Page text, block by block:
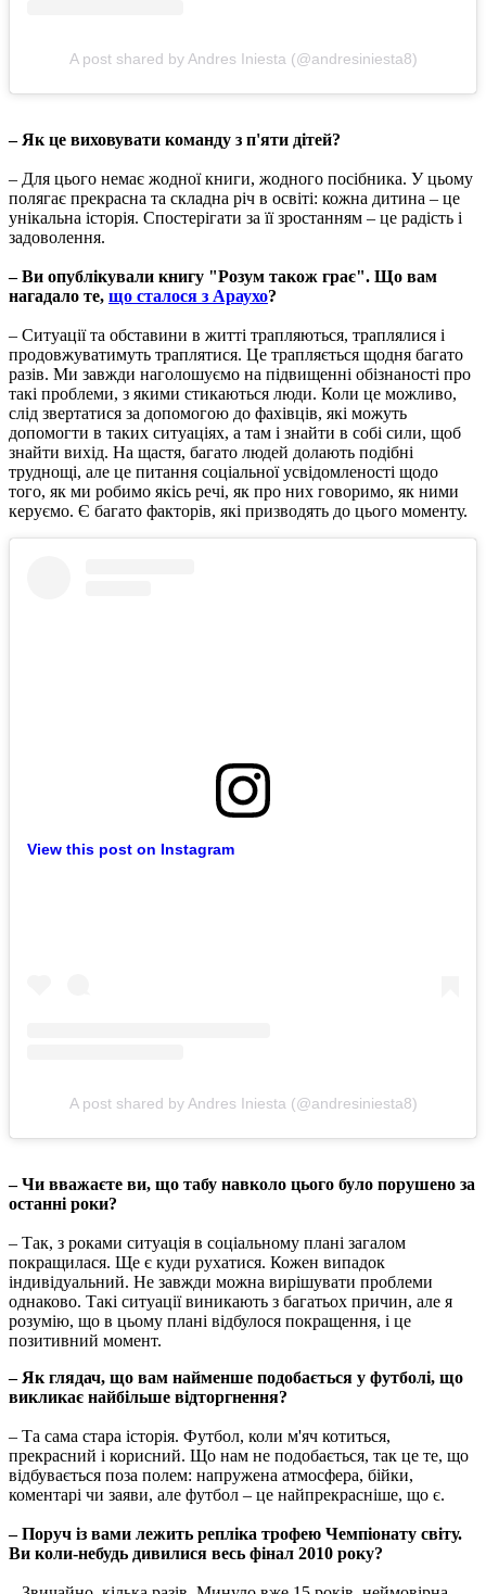
A post shared by Andres Iniesta (@andresiniesta8)
– Як це виховувати команду з п'яти дітей?
– Для цього немає жодної книги, жодного посібника. У цьому
полягає прекрасна та складна річ в освіті: кожна дитина – це
унікальна історія. Спостерігати за її зростанням – це радість і
задоволення.
– Ви опублікували книгу "Розум також грає". Що вам
нагадало те, що сталося з Араухо?
– Ситуації та обставини в житті трапляються, траплялися і
продовжуватимуть траплятися. Це трапляється щодня багато
разів. Ми завжди наголошуємо на підвищенні обізнаності про
такі проблеми, з якими стикаються люди. Коли це можливо,
слід звертатися за допомогою до фахівців, які можуть
допомогти в таких ситуаціях, а там і знайти в собі сили, щоб
знайти вихід. На щастя, багато людей долають подібні
труднощі, але це питання соціальної усвідомленості щодо
того, як ми робимо якісь речі, як про них говоримо, як ними
керуємо. Є багато факторів, які призводять до цього моменту.
View this post on Instagram
A post shared by Andres Iniesta (@andresiniesta8)
– Чи вважаєте ви, що табу навколо цього було порушено за
останні роки?
– Так, з роками ситуація в соціальному плані загалом
покращилася. Ще є куди рухатися. Кожен випадок
індивідуальний. Не завжди можна вирішувати проблеми
однаково. Такі ситуації виникають з багатьох причин, але я
розумію, що в цьому плані відбулося покращення, і це
позитивний момент.
– Як глядач, що вам найменше подобається у футболі, що
викликає найбільше відторгнення?
– Та сама стара історія. Футбол, коли м'яч котиться,
прекрасний і корисний. Що нам не подобається, так це те, що
відбувається поза полем: напружена атмосфера, бійки,
коментарі чи заяви, але футбол – це найпрекрасніше, що є.
– Поруч із вами лежить репліка трофею Чемпіонату світу.
Ви коли-небудь дивилися весь фінал 2010 року?